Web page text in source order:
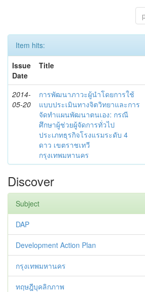
Item hits:
Issue
Date
Title
2014-
05-20
การพัฒนาภาวะผู้นำโดยการใช้
แบบประเมินทางจิตวิทยาและการ
จัดทำแผนพัฒนาตนเอง: กรณี
ศึกษาผู้ช่วยผู้จัดการทั่วไป
ประเภทธุรกิจโรงแรมระดับ 4
ดาว เขตราชเทวี
กรุงเทพมหานคร
Discover
Subject
DAP
Development Action Plan
กรุงเทพมหานคร
ทฤษฎีบุคลิกภาพ